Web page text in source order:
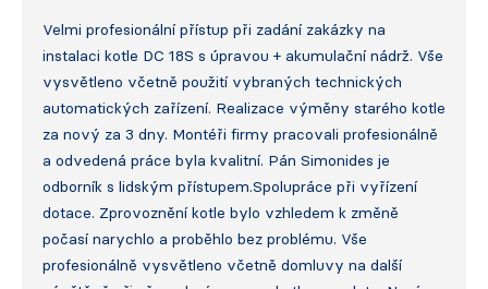
Velmi profesionální přístup při zadání zakázky na
instalaci kotle DC 18S s úpravou + akumulační nádrž. Vše
vysvětleno včetně použití vybraných technických
automatických zařízení. Realizace výměny starého kotle
za nový za 3 dny. Montéři firmy pracovali profesionálně
a odvedená práce byla kvalitní. Pán Simonides je
odborník s lidským přístupem.Spolupráce při vyřízení
dotace. Zprovoznění kotle bylo vzhledem k změně
počasí narychlo a proběhlo bez problému. Vše
profesionálně vysvětleno včetně domluvy na další